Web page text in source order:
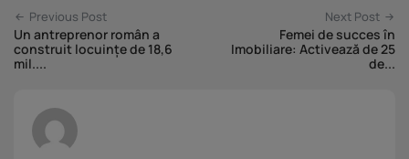
Previous Post
Un antreprenor român a
construit locuințe de 18,6
mil....
Next Post
Femei de succes în
Imobiliare: Activează de 25
de...